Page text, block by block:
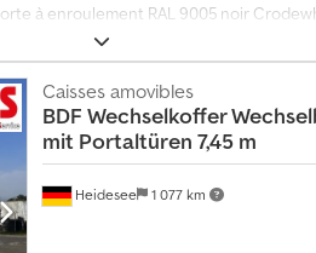
à enroulement RAL 9005 noir
7,30 m x 2,48 m x 2,47 m, hauteur de pose
Inclus : poches pour chariot
Veuillez demander le coût de la
Heidesee 1 077 km
Caisses amovibles
BDF Wechselkoffer
mit Portaltüren 7,45 m